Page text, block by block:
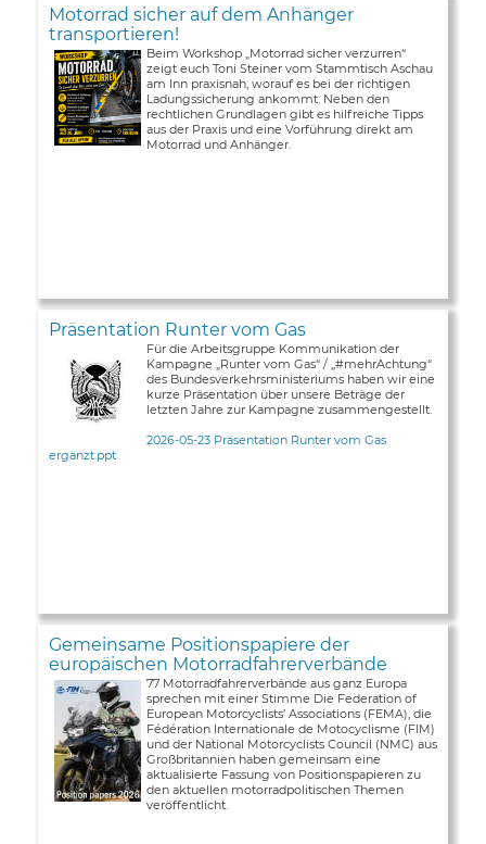
Motorrad sicher auf dem Anhänger
transportieren!
Beim Workshop „Motorrad sicher verzurren“
zeigt euch Toni Steiner vom Stammtisch Aschau
am Inn praxisnah, worauf es bei der richtigen
Ladungssicherung ankommt. Neben den
rechtlichen Grundlagen gibt es hilfreiche Tipps
aus der Praxis und eine Vorführung direkt am
Motorrad und Anhänger.
Präsentation Runter vom Gas
Für die Arbeitsgruppe Kommunikation der
Kampagne „Runter vom Gas“ / „#mehrAchtung“
des Bundesverkehrsministeriums haben wir eine
kurze Präsentation über unsere Beträge der
letzten Jahre zur Kampagne zusammengestellt.
2026-05-23 Präsentation Runter vom Gas
ergänzt.ppt
Gemeinsame Positionspapiere der
europäischen Motorradfahrerverbände
77 Motorradfahrerverbände aus ganz Europa
sprechen mit einer Stimme Die Federation of
European Motorcyclists’ Associations (FEMA), die
Fédération Internationale de Motocyclisme (FIM)
und der National Motorcyclists Council (NMC) aus
Großbritannien haben gemeinsam eine
aktualisierte Fassung von Positionspapieren zu
den aktuellen motorradpolitischen Themen
veröffentlicht.